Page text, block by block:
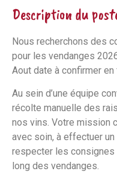
Description du
Nous recherchons des
pour les vendanges
Aout date à confirmer
Au sein d’une équipe
récolte manuelle des
nos vins. Votre mission
avec soin, à effectuer
respecter les consignes
long des vendanges.